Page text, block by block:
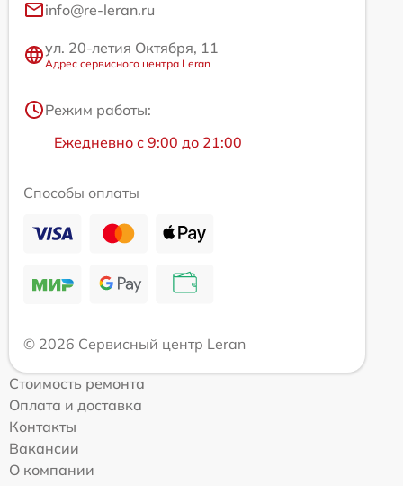
info@re-leran.ru
ул. 20-летия Октября, 11
Адрес сервисного центра Leran
Режим работы:
Ежедневно с 9:00 до 21:00
Способы оплаты
© 2026 Сервисный центр Leran
Стоимость ремонта
Оплата и доставка
Контакты
Вакансии
О компании